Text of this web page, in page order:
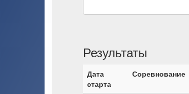
Результаты
Дата
старта
Соревнование